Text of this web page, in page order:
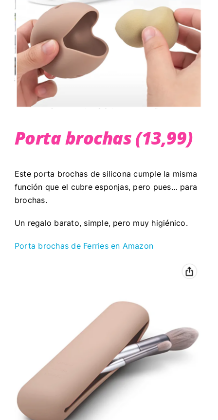
Porta brochas (13,99)
Este porta brochas de silicona cumple la misma
función que el cubre esponjas, pero pues… para
brochas.
Un regalo barato, simple, pero muy higiénico.
Porta brochas de Ferries en Amazon